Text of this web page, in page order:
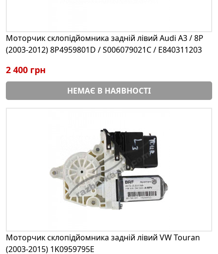
Моторчик склопідйомника задній лівий Audi A3 / 8P
(2003-2012) 8P4959801D / S006079021C / E840311203
2 400 грн
НЕМАЄ В НАЯВНОСТІ
Моторчик склопідйомника задній лівий VW Touran
(2003-2015) 1K0959795E